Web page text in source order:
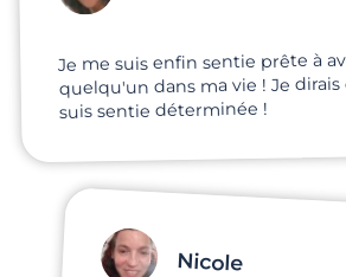
Je me suis enfin sentie prête à
quelqu'un dans ma vie ! Je
suis sentie déterminée !
Nicole